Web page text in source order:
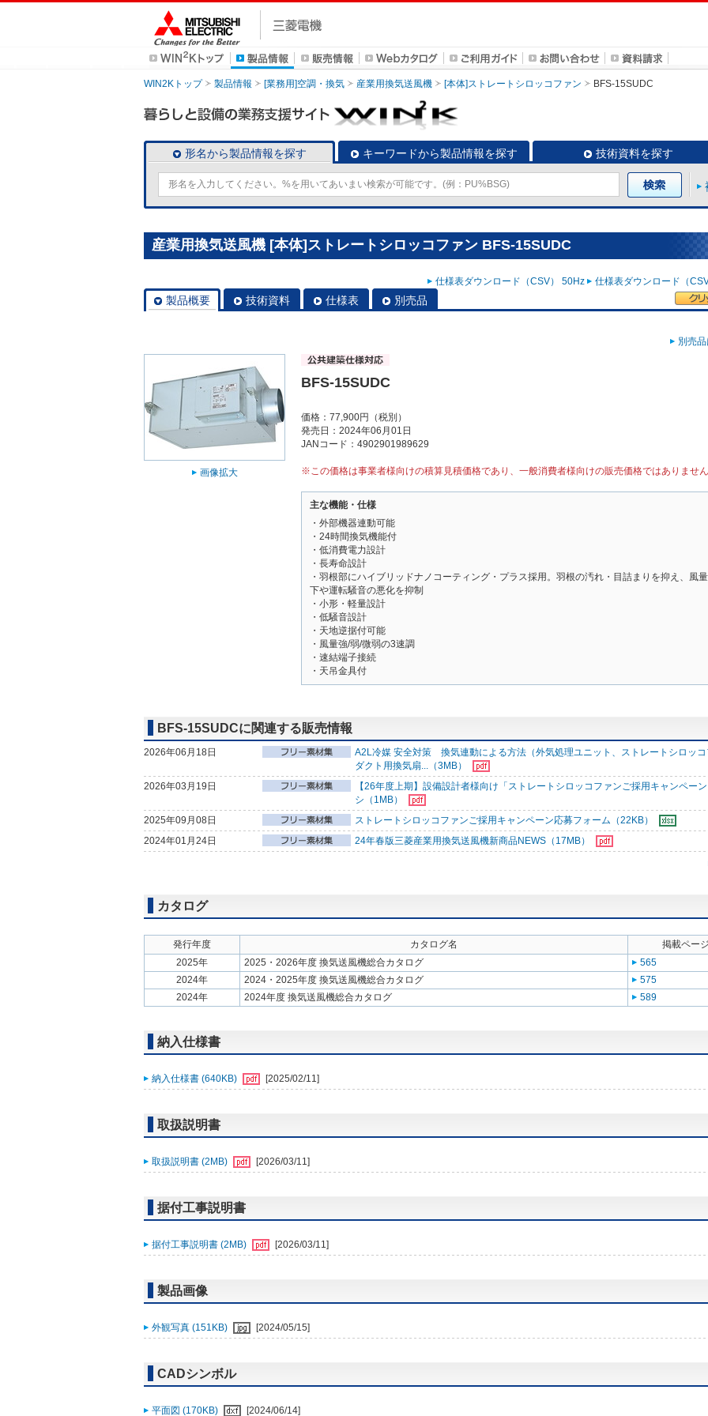
WIN2Kトップ 製品情報 [業務用]空調・換気 産業用換気送風機 [本体]ストレートシロッコファン BFS-15SUDC
形名から製品情報を探す キーワードから製品情報を探す 技術資料を探す
産業用換気送風機 [本体]ストレートシロッコファン BFS-15SUDC
仕様表ダウンロード（CSV） 50Hz 仕様表ダウンロード（
製品概要 技術資料 仕様表 別売品
別売
画像拡大
BFS-15SUDC
価格：77,900円（税別）
発売日：2024年06月01日
JANコード：4902901989629
※この価格は事業者様向けの積算見積価格であり、一般消費者様向けの販売価格ではありません
主な機能・仕様
・外部機器連動可能
・24時間換気機能付
・低消費電力設計
・長寿命設計
・羽根部にハイブリッドナノコーティング・プラス採用。羽根の汚れ・目詰まりを抑え、風
下や運転騒音の悪化を抑制
・小形・軽量設計
・低騒音設計
・天地逆据付可能
・風量強/弱/微弱の3速調
・速結端子接続
・天吊金具付
BFS-15SUDCに関連する販売情報
2026年06月18日
A2L冷媒 安全対策 換気連動による方法（外気処理ユニット、ストレートシロッコ
ダクト用換気扇...（3MB）
2026年03月19日
【26年度上期】設備設計者様向け「ストレートシロッコファンご採用キャンペー
シ（1MB）
2025年09月08日
ストレートシロッコファンご採用キャンペーン応募フォーム（22KB）
2024年01月24日
24年春版三菱産業用換気送風機新商品NEWS（17MB）
カタログ
発行年度 カタログ名
掲載ページ
2025年
2025・2026年度 換気送風機総合カタログ
565
2024年
2024・2025年度 換気送風機総合カタログ
575
2024年
2024年度 換気送風機総合カタログ 589
納入仕様書
納入仕様書 (640KB) [2025/02/11]
取扱説明書
取扱説明書 (2MB) [2026/03/11]
据付工事説明書
据付工事説明書 (2MB) [2026/03/11]
製品画像
外観写真 (151KB) [2024/05/15]
CADシンボル
平面図 (170KB) [2024/06/14]